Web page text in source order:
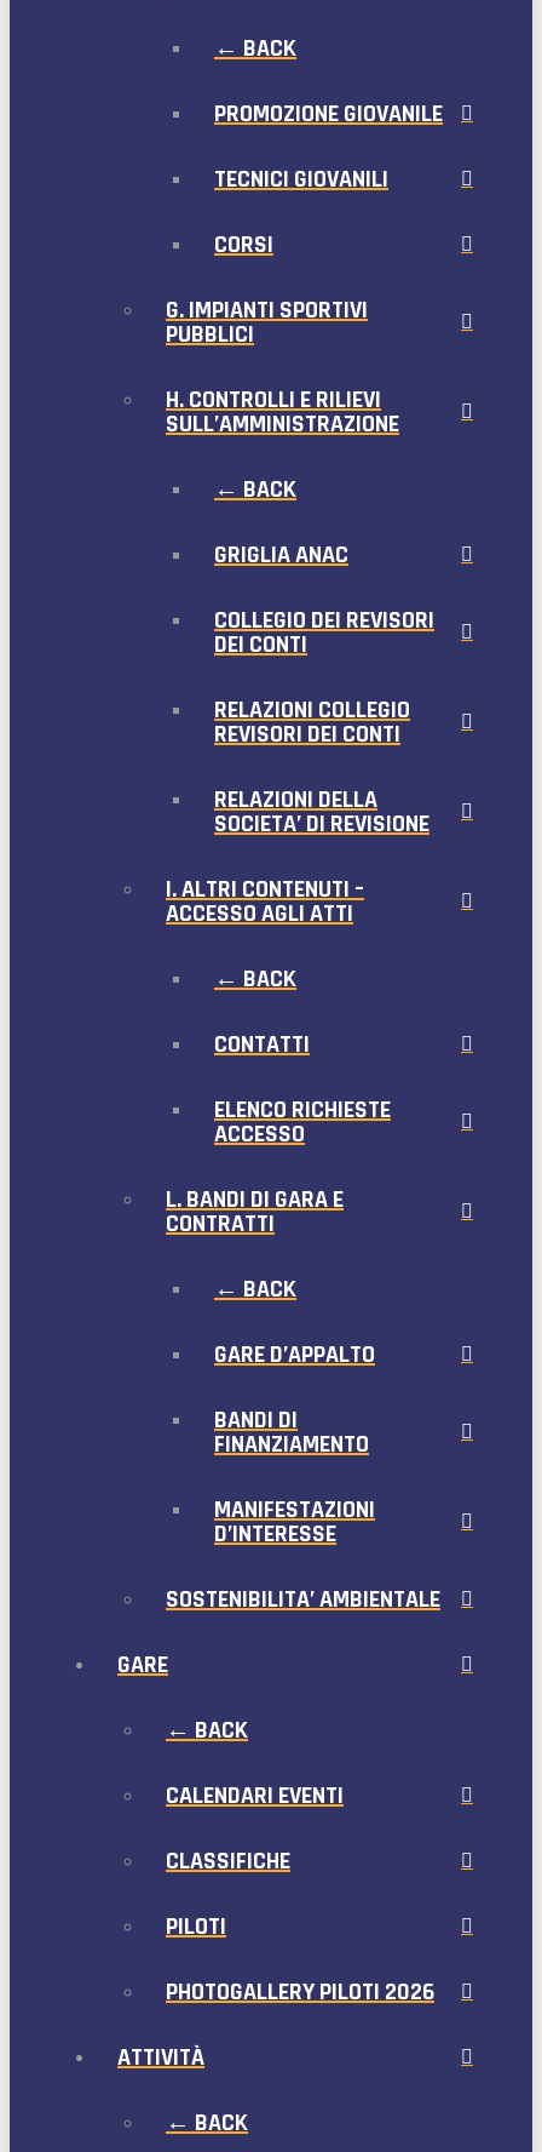
← BACK
PROMOZIONE GIOVANILE
TECNICI GIOVANILI
CORSI
G. IMPIANTI SPORTIVI
PUBBLICI
H. CONTROLLI E RILIEVI
SULL’AMMINISTRAZIONE
← BACK
GRIGLIA ANAC
COLLEGIO DEI REVISORI
DEI CONTI
RELAZIONI COLLEGIO
REVISORI DEI CONTI
RELAZIONI DELLA
SOCIETA’ DI REVISIONE
I. ALTRI CONTENUTI –
ACCESSO AGLI ATTI
← BACK
CONTATTI
ELENCO RICHIESTE
ACCESSO
L. BANDI DI GARA E
CONTRATTI
← BACK
GARE D’APPALTO
BANDI DI
FINANZIAMENTO
MANIFESTAZIONI
D’INTERESSE
SOSTENIBILITA’ AMBIENTALE
GARE
← BACK
CALENDARI EVENTI
CLASSIFICHE
PILOTI
PHOTOGALLERY PILOTI 2026
ATTIVITÀ
← BACK